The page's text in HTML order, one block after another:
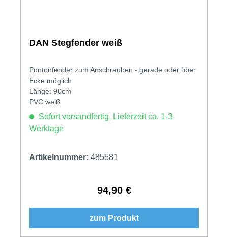
DAN Stegfender weiß
Pontonfender zum Anschrauben - gerade oder über
Ecke möglich
Länge: 90cm
PVC weiß
Sofort versandfertig, Lieferzeit ca. 1-3
Werktage
Artikelnummer: 485581
Regulärer Preis:
94,90 €
zum Produkt